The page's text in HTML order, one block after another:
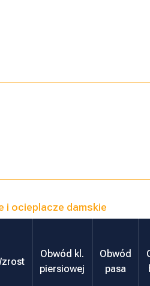
i ocieplacze damskie
Obwód kl.
piersiowej
Obwód
pasa